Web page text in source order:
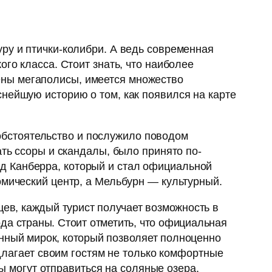
и птички-колибри. А ведь современная
класса. Стоит знать, что наиболее
мегаполисы, имеется множество
историю о том, как появился на карте
и послужило поводом
ссоры и скандалы, было принято по-
который и стал официальной
центр, а Мельбурн — культурный.
каждый турист получает возможность в
страны. Стоит отметить, что официальная
мирок, который позволяет полноценно
своим гостям не только комфортные
отправиться на соляные озера,